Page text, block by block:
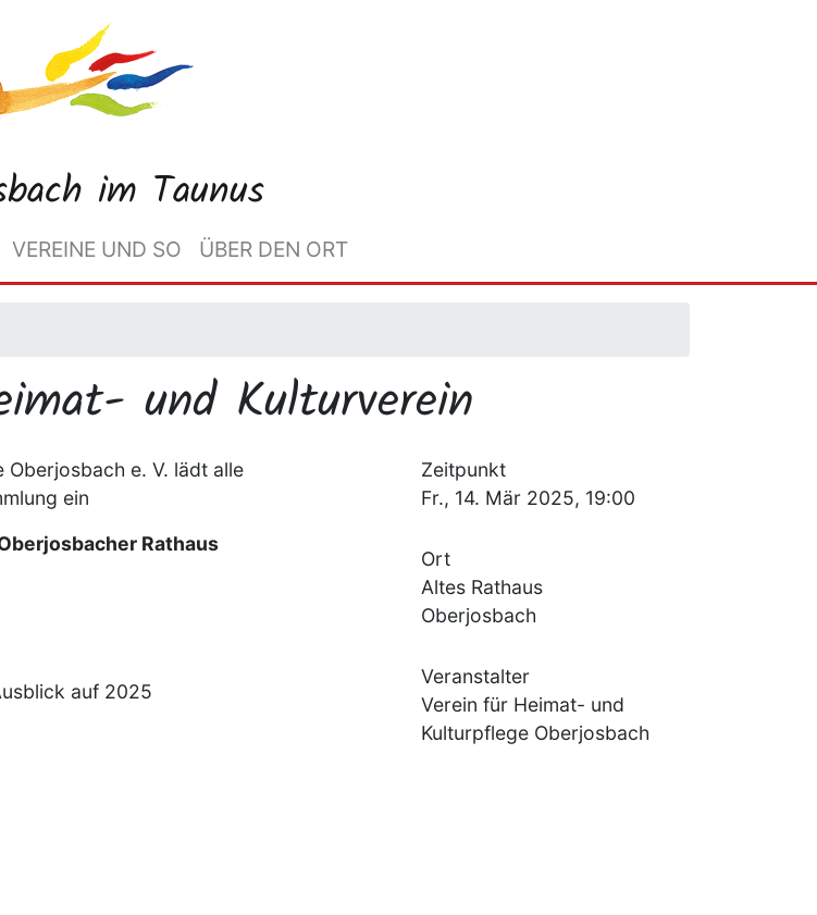
im Taunus
VEREINE UND SO ÜBER DEN ORT
und Kulturverein
e. V. lädt alle
ein
Rathaus
auf 2025
Zeitpunkt
Fr., 14. Mär 2025, 19:00
Ort
Altes Rathaus
Oberjosbach
Veranstalter
Verein für Heimat- und
Kulturpflege Oberjosbach